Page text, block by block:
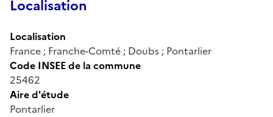
Localisation
Localisation
France ; Franche-Comté ; Doubs ; Pontarlier
Code INSEE de la commune
25462
Aire d'étude
Pontarlier